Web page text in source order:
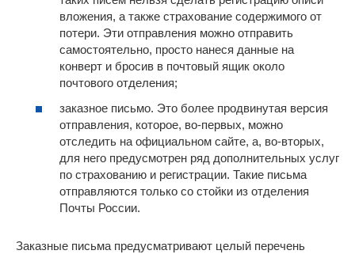
вложения, а также страхование содержимого от
потери. Эти отправления можно отправить
самостоятельно, просто нанеся данные на
конверт и бросив в почтовый ящик около
почтового отделения;
заказное письмо. Это более продвинутая версия
отправления, которое, во-первых, можно
отследить на официальном сайте, а, во-вторых,
для него предусмотрен ряд дополнительных услуг
по страхованию и регистрации. Такие письма
отправляются только со стойки из отделения
Почты России.
Заказные письма предусматривают целый перечень